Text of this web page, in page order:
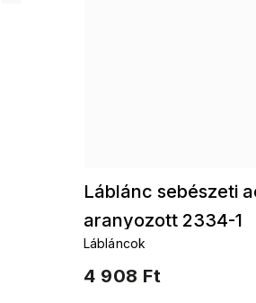
Láblánc sebészeti
aranyozott 2334-1
4 908 Ft
Lábláncok